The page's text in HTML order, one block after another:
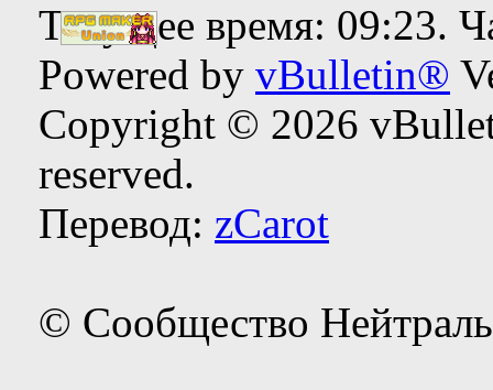
Текущее время: 09:23.
Powered by vBulletin®
Copyright © 2026
reserved.
Перевод: zCarot
© Сообщество